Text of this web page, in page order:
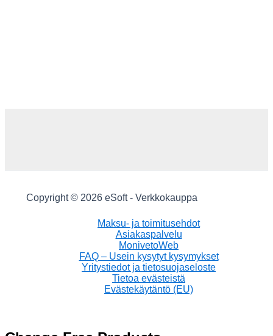
Copyright © 2026 eSoft - Verkkokauppa
Maksu- ja toimitusehdot
Asiakaspalvelu
MonivetoWeb
FAQ – Usein kysytyt kysymykset
Yritystiedot ja tietosuojaseloste
Tietoa evästeistä
Evästekäytäntö (EU)